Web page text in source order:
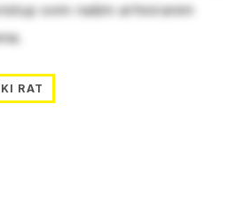
svim našim arhiviranim
RAT